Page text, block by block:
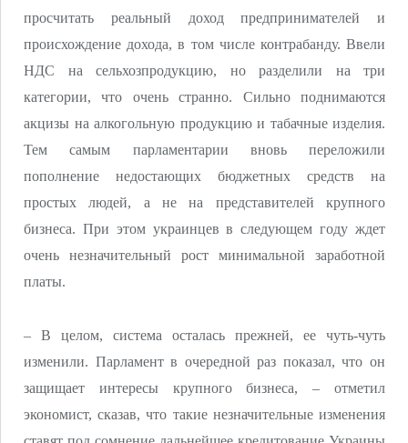
просчитать реальный доход предпринимателей и
происхождение дохода, в том числе контрабанду. Ввели
НДС на сельхозпродукцию, но разделили на три
категории, что очень странно. Сильно поднимаются
акцизы на алкогольную продукцию и табачные изделия.
Тем самым парламентарии вновь переложили
пополнение недостающих бюджетных средств на
простых людей, а не на представителей крупного
бизнеса. При этом украинцев в следующем году ждет
очень незначительный рост минимальной заработной
платы.
– В целом, система осталась прежней, ее чуть-чуть
изменили. Парламент в очередной раз показал, что он
защищает интересы крупного бизнеса, – отметил
экономист, сказав, что такие незначительные изменения